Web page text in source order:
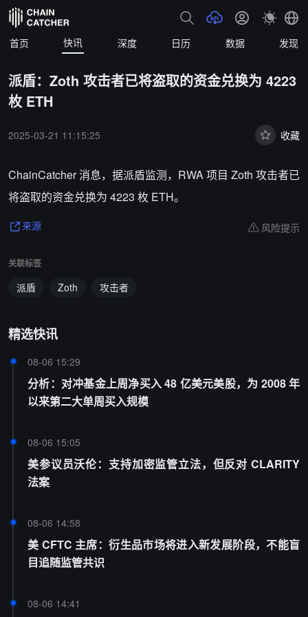
首页 快讯 深度 日历 数据 发现
派盾：Zoth 攻击者已将盗取的资金兑换为 4223
枚 ETH
2025-03-21 11:15:25 收藏
ChainCatcher 消息，据派盾监测，RWA 项目 Zoth 攻击者已
将盗取的资金兑换为 4223 枚 ETH。
来源 风险提示
关联标签
派盾 Zoth 攻击者
精选快讯
08-06 15:29
分析：对冲基金上周净买入 48 亿美元美股，为 2008 年
以来第二大单周买入规模
08-06 15:05
美参议员沃伦：支持加密监管立法，但反对 CLARITY
法案
08-06 14:58
美 CFTC 主席：衍生品市场将进入新发展阶段，不能盲
目追随监管共识
08-06 14:41